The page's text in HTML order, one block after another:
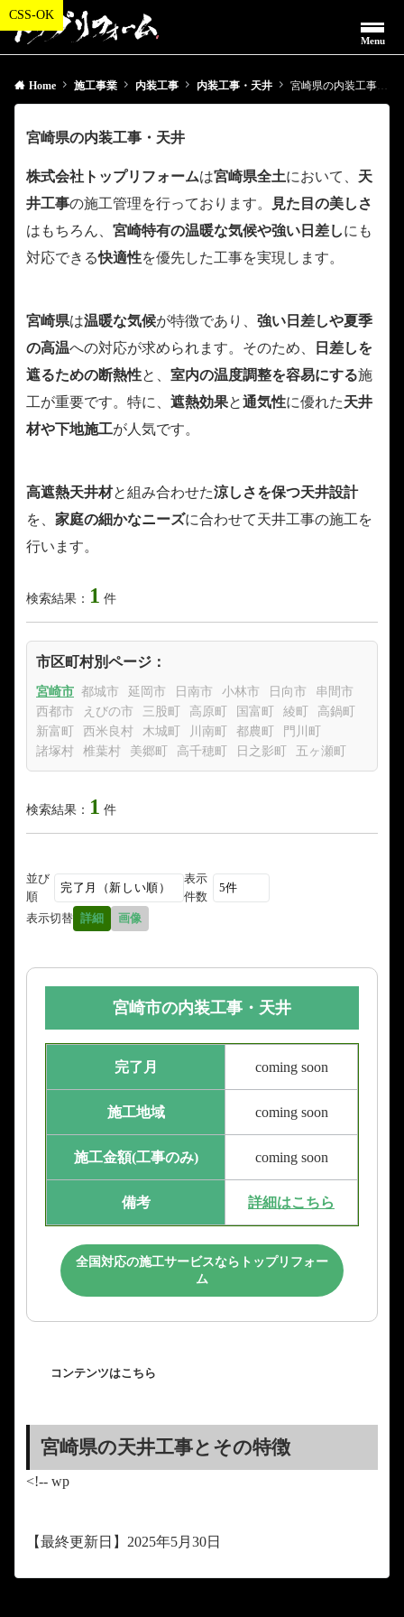
Menu
Home 施工事業 内装工事 内装工事・天井 宮崎県の内装工事・天井
宮崎県の内装工事・天井
株式会社トップリフォームは宮崎県全土において、 天
井工事の施工管理を行っております。
見た目の美しさ
はもちろん、 宮崎特有の温暖な気候や強い日差しにも
対応できる快適性を優先した工事を実現します。
宮崎県は温暖な気候が特徴であり、 強い日差しや夏季
の高温への対応が求められます。そのため、
日差しを
遮るための断熱性と、 室内の温度調整を容易にする施
工が重要です。特に、 遮熱効果と通気性に優れた天井
材や下地施工が人気です。
高遮熱天井材と組み合わせた涼しさを保つ天井設計
を、 家庭の細かなニーズに合わせて天井工事の施工を
行います。
検索結果： 1 件
市区町村別ページ：
宮崎市 都城市 延岡市 日南市 小林市 日向市
串間市
西都市
えびの市 三股町 高原町 国富町 綾町
高鍋町
新富町
西米良村 木城町 川南町 都農町
門川町
諸塚村
椎葉村 美郷町 高千穂町 日之影町 五ヶ瀬町
検索結果： 1 件
並び
順
表示
件数
表示切替 詳細 画像
宮崎市の内装工事・天井
完了月 coming soon
施工地域 coming soon
施工金額(工事のみ) coming soon
備考 詳細はこちら
全国対応の施工サービスならトップリフォー
ム
コンテンツはこちら
宮崎県の天井工事とその特徴
<!-- wp
【最終更新日】2025年5月30日